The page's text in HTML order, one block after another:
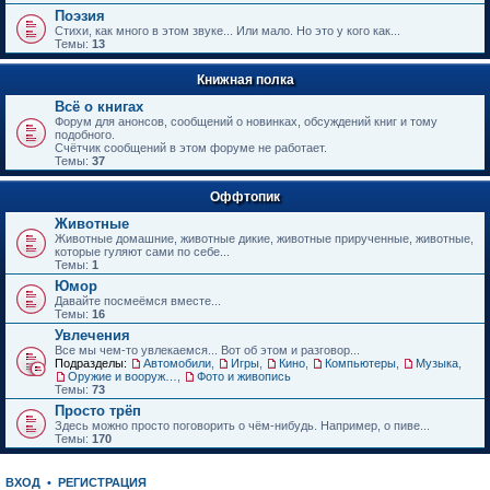
е
н
и
ю
Поэзия
Стихи, как много в этом звуке... Или мало. Но это у кого как...
Темы: 13
Книжная полка
Всё о книгах
Форум для анонсов, сообщений о новинках, обсуждений книг и тому
подобного.
Счётчик сообщений в этом форуме не работает.
Темы: 37
Оффтопик
Животные
Животные домашние, животные дикие, животные прирученные, животные,
которые гуляют сами по себе...
Темы: 1
Юмор
Давайте посмеёмся вместе...
Темы: 16
Увлечения
Все мы чем-то увлекаемся... Вот об этом и разговор...
Подразделы:
Автомобили Игры Кино Компьютеры Музыка
Фото и живопись
Темы: 73
Просто трёп
Здесь можно просто поговорить о чём-нибудь. Например, о пиве...
Темы: 170
ВХОД • РЕГИСТРАЦИЯ